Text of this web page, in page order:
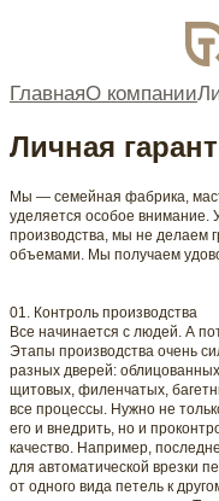
ГлавнаяО компании
Личная
Мы — семейная фабрика,
уделяется особое внимание.
производства, мы не делаем
объемами. Мы получаем
01. Контроль производства
Все начинается с людей. А
Этапы производства очень
разных дверей:
щитовых, филенчатых,
все процессы. Нужно не
его и внедрить, но и
качество. Например,
для автоматической врезки
от одного вида петель к